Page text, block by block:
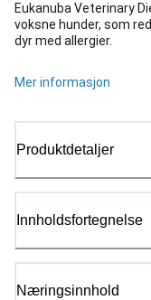
Eukanuba Veterinary
voksne hunder, som
dyr med allergier.
Mer informasjon
Produktdetaljer
Innholdsfortegnelse
Næringsinnhold